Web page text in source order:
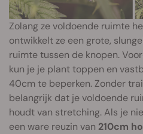
Zolang ze voldoende ruimte
ontwikkelt ze een grote,
ruimte tussen de knopen.
kun je je plant toppen en
40cm te beperken. Zonder
belangrijk dat je voldoende
houdt van stretching. Als je
een ware reuzin van 210cm